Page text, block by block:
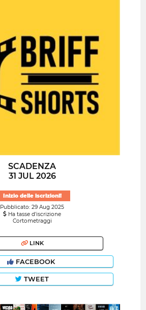
SCADENZA
31 JUL 2026
Inizio delle iscrizioni!
Pubblicato: 29 Aug 2025
Ha tasse d'iscrizione
Cortometraggi
LINK
FACEBOOK
TWEET